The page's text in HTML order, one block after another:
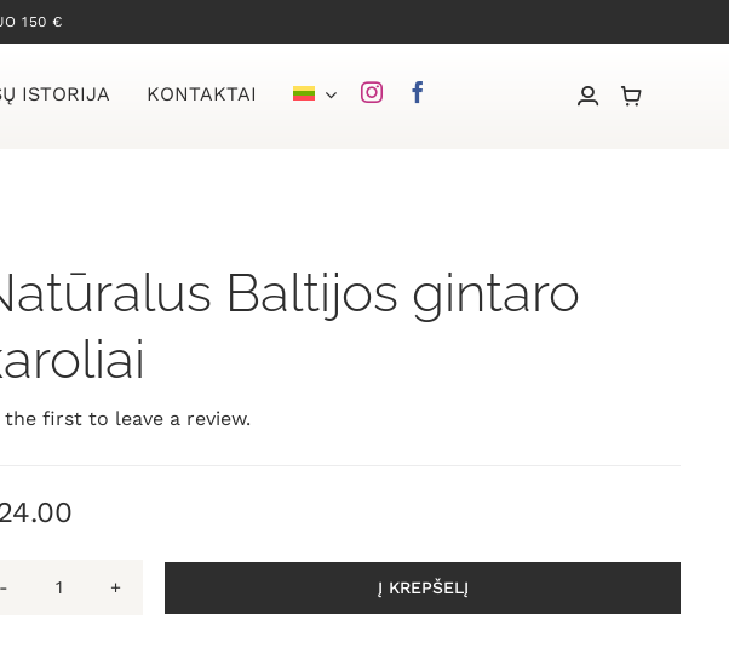
150 €
ISTORIJA KONTAKTAI
Baltijos gintaro
the first to leave a review.
Į KREPŠELĮ